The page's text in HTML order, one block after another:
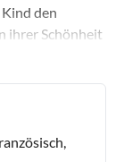
den
ihrer Schönheit
Rückzugsort
Ruhe
dass Sie sich